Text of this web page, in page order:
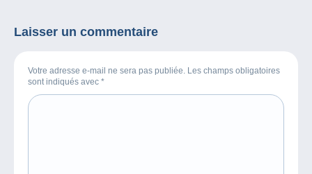
Laisser un commentaire
Votre adresse e-mail ne sera pas publiée. Les champs obligatoires
sont indiqués avec *